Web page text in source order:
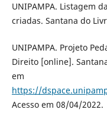
UNIPAMPA. Listagem
criadas. Santana do
UNIPAMPA. Projeto
Direito [online].
em
https://
Acesso em 08/04/2022.